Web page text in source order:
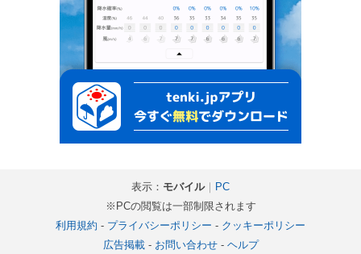
表示： モバイル｜ PC
※PCの閲覧は一部制限されます
利用規約 - プライバシーポリシー - クッキーポリシー
広告掲載- お問い合わせ- ヘルプ